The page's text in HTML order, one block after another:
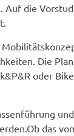
die
Die
oder
das